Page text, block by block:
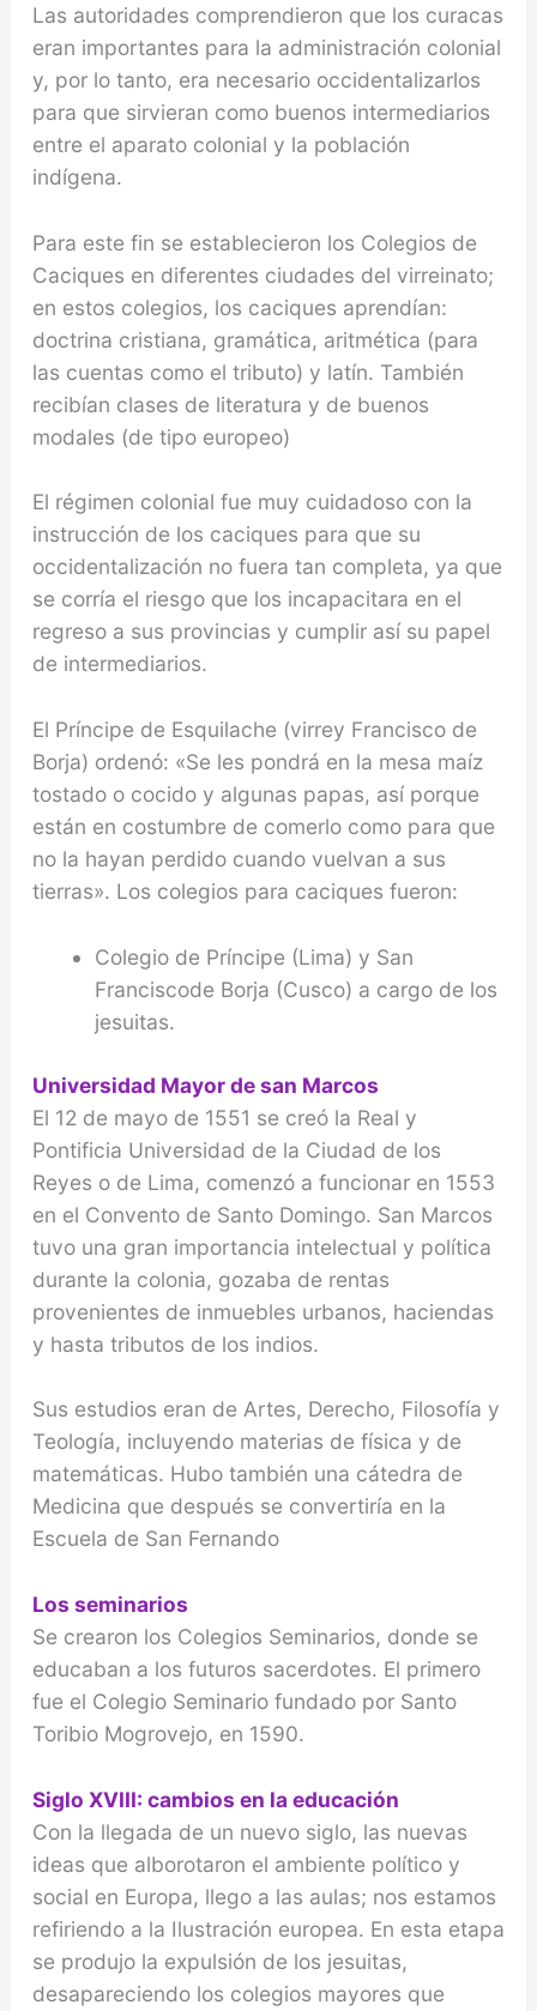
Las autoridades comprendieron que los curacas
eran importantes para la administración colonial
y, por lo tanto, era necesario occidentalizarlos
para que sirvieran como buenos intermediarios
entre el aparato colonial y la población
indígena.
Para este fin se establecieron los Colegios de
Caciques en diferentes ciudades del virreinato;
en estos colegios, los caciques aprendían:
doctrina cristiana, gramática, aritmética (para
las cuentas como el tributo) y latín. También
recibían clases de literatura y de buenos
modales (de tipo europeo)
El régimen colonial fue muy cuidadoso con la
instrucción de los caciques para que su
occidentalización no fuera tan completa, ya que
se corría el riesgo que los incapacitara en el
regreso a sus provincias y cumplir así su papel
de intermediarios.
El Príncipe de Esquilache (virrey Francisco de
Borja) ordenó: «Se les pondrá en la mesa maíz
tostado o cocido y algunas papas, así porque
están en costumbre de comerlo como para que
no la hayan perdido cuando vuelvan a sus
tierras». Los colegios para caciques fueron:
Colegio de Príncipe (Lima) y San
Franciscode Borja (Cusco) a cargo de los
jesuitas.
Universidad Mayor de san Marcos
El 12 de mayo de 1551 se creó la Real y
Pontificia Universidad de la Ciudad de los
Reyes o de Lima, comenzó a funcionar en 1553
en el Convento de Santo Domingo. San Marcos
tuvo una gran importancia intelectual y política
durante la colonia, gozaba de rentas
provenientes de inmuebles urbanos, haciendas
y hasta tributos de los indios.
Sus estudios eran de Artes, Derecho, Filosofía y
Teología, incluyendo materias de física y de
matemáticas. Hubo también una cátedra de
Medicina que después se convertiría en la
Escuela de San Fernando
Los seminarios
Se crearon los Colegios Seminarios, donde se
educaban a los futuros sacerdotes. El primero
fue el Colegio Seminario fundado por Santo
Toribio Mogrovejo, en 1590.
Siglo XVIII: cambios en la educación
Con la llegada de un nuevo siglo, las nuevas
ideas que alborotaron el ambiente político y
social en Europa, llego a las aulas; nos estamos
refiriendo a la Ilustración europea. En esta etapa
se produjo la expulsión de los jesuitas,
desapareciendo los colegios mayores que